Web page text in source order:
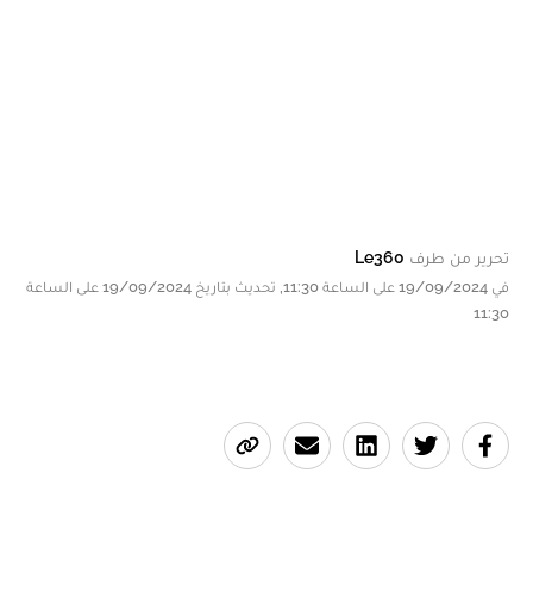
تحرير من طرف Le360
في 19/09/2024 على الساعة 11:30, تحديث بتاريخ 19/09/2024 على الساعة
11:30